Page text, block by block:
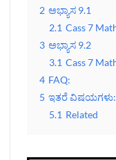
2 ಅಭ್ಯಾಸ 9.1
2.1 Cass 7
3 ಅಭ್ಯಾಸ 9.2
3.1 Cass 7
4 FAQ:
5 ಇತರೆ ವಿಷಯಗಳು:
5.1 Related